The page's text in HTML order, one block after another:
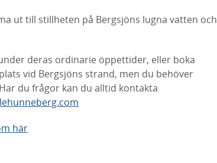
ut till stillheten på Bergsjöns lugna vatten och
deras ordinarie öppettider, eller boka
vid Bergsjöns strand, men du behöver
du frågor kan du alltid kontakta
här